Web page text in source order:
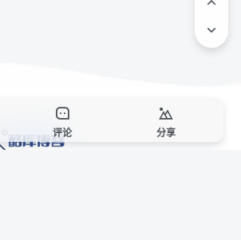
评论 分享